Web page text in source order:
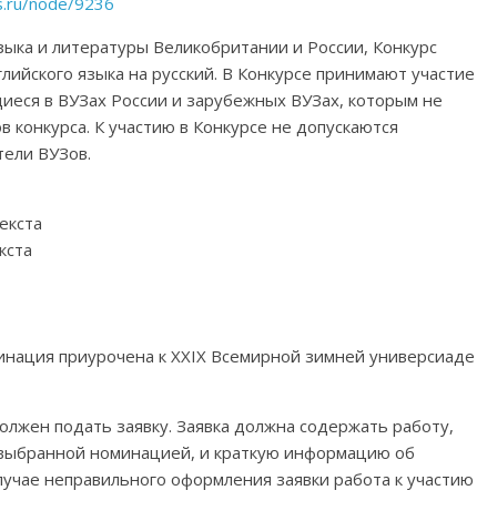
и литературы Великобритании и России, Конкурс
языка на русский. В Конкурсе принимают участие
в ВУЗах России и зарубежных ВУЗах, которым не
К участию в Конкурсе не допускаются
ВУЗов.
приурочена к XXIX Всемирной зимней универсиаде
подать заявку. Заявка должна содержать работу,
номинацией, и краткую информацию об
неправильного оформления заявки работа к участию